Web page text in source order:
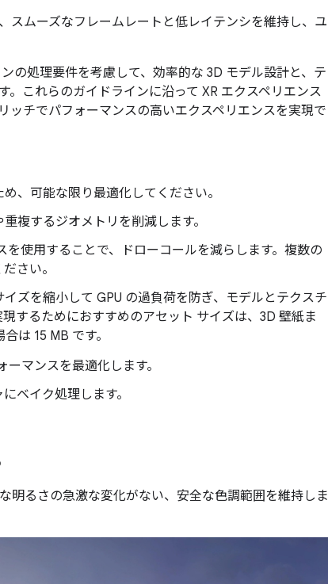
スムーズなフレームレートと低レイテンシを維持し、ユ
の処理要件を考慮して、効率的な 3D モデル設計と、テ
これらのガイドラインに沿って XR エクスペリエンス
ッチでパフォーマンスの高いエクスペリエンスを実現で
、可能な限り最適化してください。
複するジオメトリを削減します。
使用することで、ドローコールを減らします。複数の
さい。
ズを縮小して GPU の過負荷を防ぎ、モデルとテクスチ
するためにおすすめのアセット サイズは、3D 壁紙ま
は 15 MB です。
マンスを最適化します。
ベイク処理します。
明るさの急激な変化がない、安全な色調範囲を維持しま